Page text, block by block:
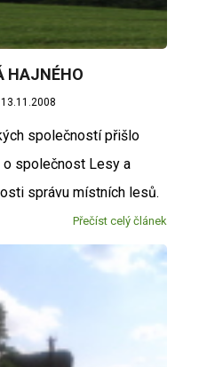
HAJNÉHO
společností přišlo
o společnost Lesy a
správu místních lesů.
Přečíst celý článek